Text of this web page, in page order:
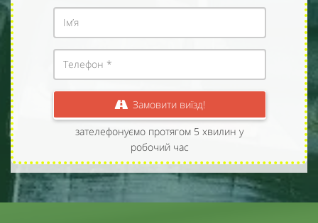
Замовити виїзд!
зателефонуємо протягом 5 хвилин у
робочий час